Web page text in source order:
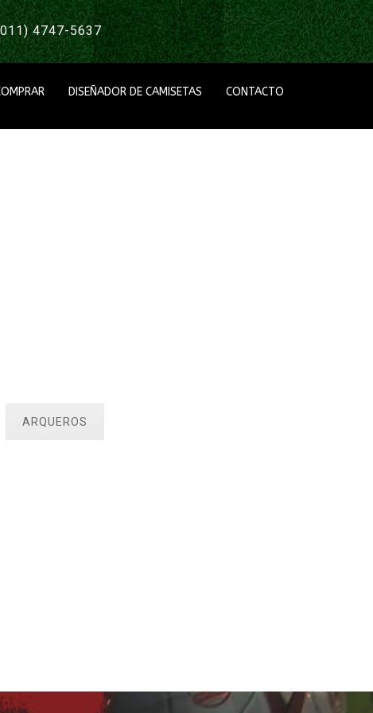
4747-5637
DISEÑADOR DE CAMISETAS CONTACTO
ARQUEROS